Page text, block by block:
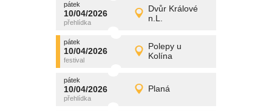
pátek
10/04/2026
Dvůr Králové
n.L.
pátek
10/04/2026 Detail
promítání
pátek
10/04/2026
Polepy u
Kolína
pátek
10/04/2026 Detail
promítání
pátek
10/04/2026 Planá
pátek
10/04/2026 Detail
promítání